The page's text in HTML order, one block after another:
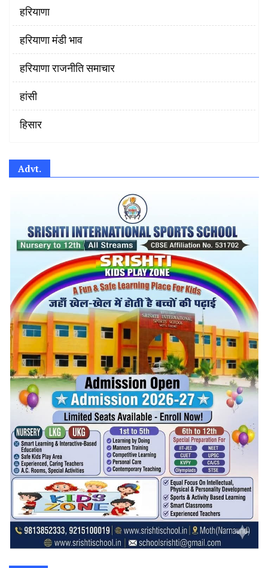
हरियाणा
हरियाणा मंडी भाव
हरियाणा राजनीति समाचार
हांसी
हिसार
Advt.